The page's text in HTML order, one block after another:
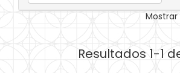
Resultados 1-1